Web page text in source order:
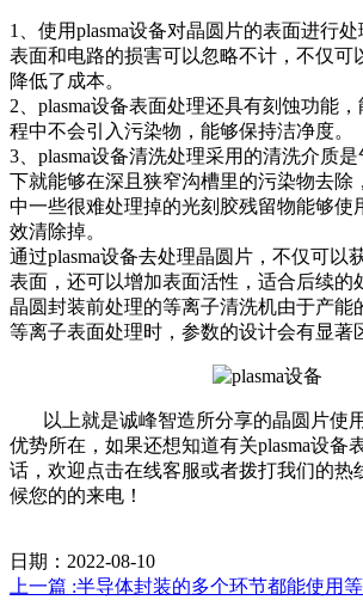
1、使用plasma设备对晶圆片的表面进行
表面和电路的损害可以忽略不计，不仅可
降低了成本。
2、plasma设备表面处理还具有刻蚀功能
程中不会引入污染物，能够保持洁净度。
3、plasma设备清洗处理采用的清洗介质
下就能够在深且狭窄沟槽里的污染物去除
中一些很难处理掉的光刻胶残留物能够使
效清除掉。
通过plasma设备去处理晶圆片，不仅可以
表面，还可以增加表面活性，适合后续的
晶圆封装前处理的等离子清洗机由于产能
等离子表面处理时，参数的设计会有显著
以上就是诚峰智造所分享的晶圆片使
优势所在，如果还想知道有关plasma设备
话，欢迎点击在线客服或者拨打我们的热
候您的的来电！
日期：2022-08-10
上一篇 :半导体封装的多个环节都能使用